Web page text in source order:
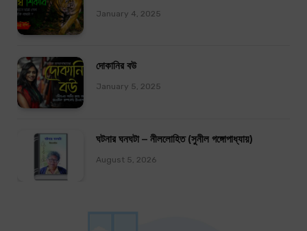
January 4, 2025
দোকানির বউ
January 5, 2025
ঘটনার ঘনঘটা – নীললোহিত (সুনীল গঙ্গোপাধ্যায়)
August 5, 2026